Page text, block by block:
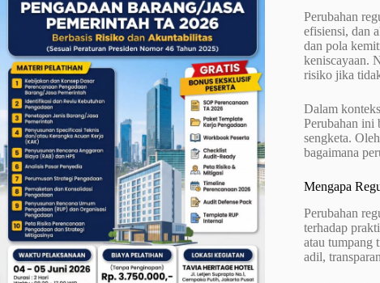
Perubahan
efisiensi, dan
dan pola
keniscayaan.
risiko jika
Dalam
Perubahan ini
sengketa.
bagaimana
Mengapa
Perubahan
terhadap
atau tumpang
adil,